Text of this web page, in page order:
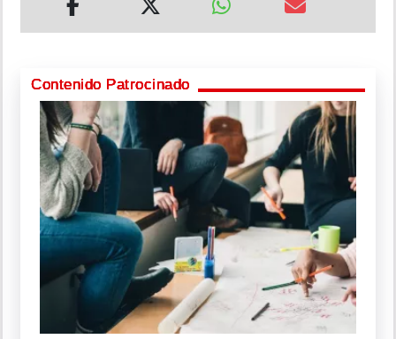
Contenido Patrocinado